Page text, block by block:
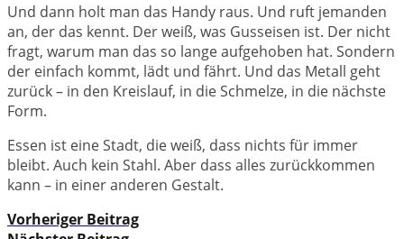
Und dann holt man das Handy raus. Und ruft jemanden
an, der das kennt. Der weiß, was Gusseisen ist. Der nicht
fragt, warum man das so lange aufgehoben hat. Sondern
der einfach kommt, lädt und fährt. Und das Metall geht
zurück – in den Kreislauf, in die Schmelze, in die nächste
Form.
Essen ist eine Stadt, die weiß, dass nichts für immer
bleibt. Auch kein Stahl. Aber dass alles zurückkommen
kann – in einer anderen Gestalt.
Vorheriger Beitrag